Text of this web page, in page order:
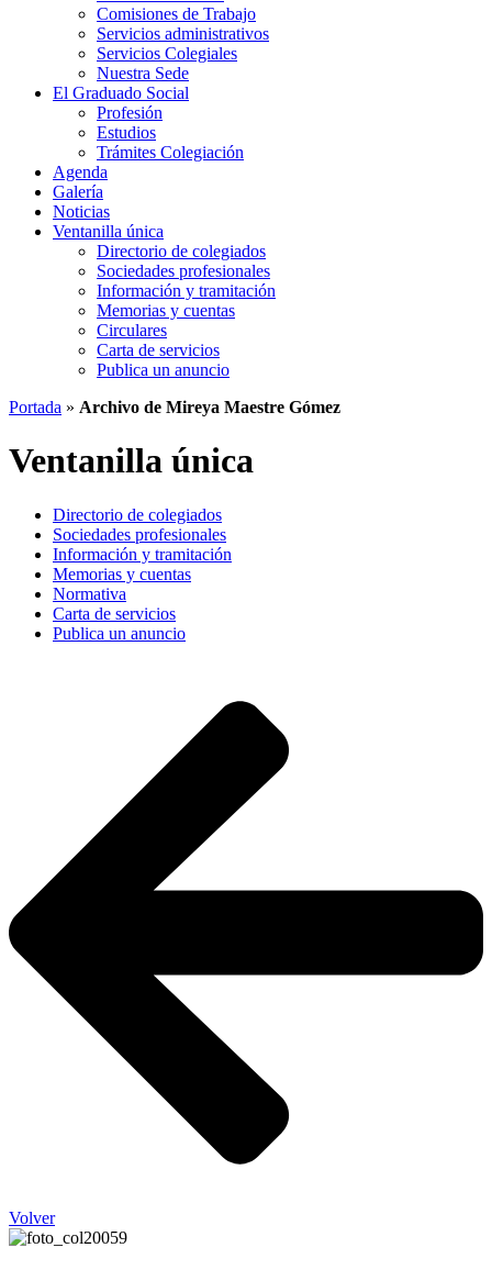
Comisiones de Trabajo
Servicios administrativos
Servicios Colegiales
Nuestra Sede
El Graduado Social
Profesión
Estudios
Trámites Colegiación
Agenda
Galería
Noticias
Ventanilla única
Directorio de colegiados
Sociedades profesionales
Información y tramitación
Memorias y cuentas
Circulares
Carta de servicios
Publica un anuncio
Portada » Archivo de Mireya Maestre Gómez
Ventanilla única
Directorio de colegiados
Sociedades profesionales
Información y tramitación
Memorias y cuentas
Normativa
Carta de servicios
Publica un anuncio
Volver